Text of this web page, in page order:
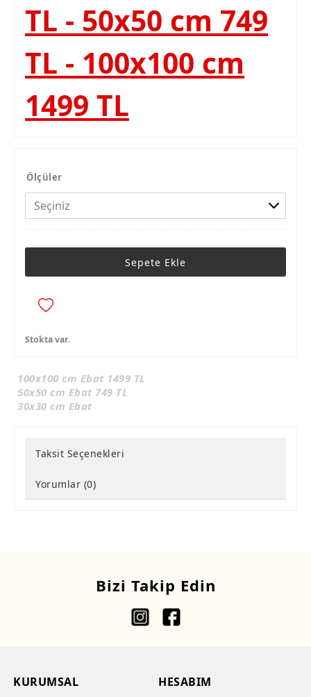
TL - 50x50 cm 749
TL - 100x100 cm
1499 TL
Ölçüler
Sepete Ekle
Stokta var.
100x100 cm Ebat 1499 TL
50x50 cm Ebat 749 TL
30x30 cm Ebat
Taksit Seçenekleri
Yorumlar (0)
Bizi Takip Edin
KURUMSAL HESABIM